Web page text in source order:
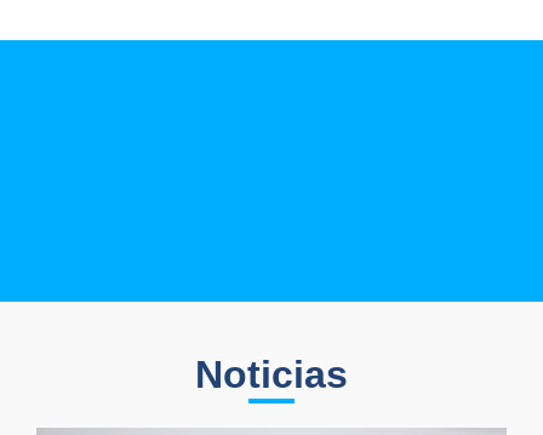
Noticias